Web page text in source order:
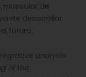
muscular de
desarrollar
futuro.
analysis
of the